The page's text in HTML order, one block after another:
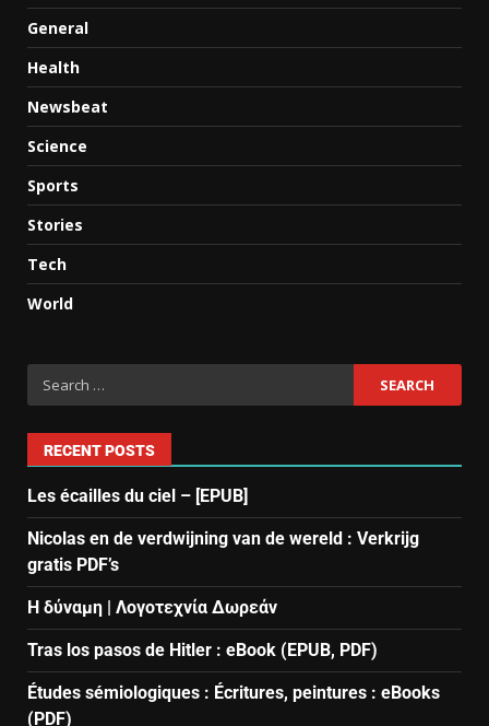
General
Health
Newsbeat
Science
Sports
Stories
Tech
World
RECENT POSTS
Les écailles du ciel – [EPUB]
Nicolas en de verdwijning van de wereld : Verkrijg
gratis PDF’s
Η δύναμη | Λογοτεχνία Δωρεάν
Tras los pasos de Hitler : eBook (EPUB, PDF)
Études sémiologiques : Écritures, peintures : eBooks
(PDF)